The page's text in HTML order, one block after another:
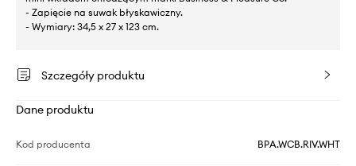
- Zapięcie na suwak błyskawiczny.
- Wymiary: 34,5 x 27 x 123 cm.
Szczegóły produktu
Dane produktu
Kod producenta BPA.WCB.RIV.WHT